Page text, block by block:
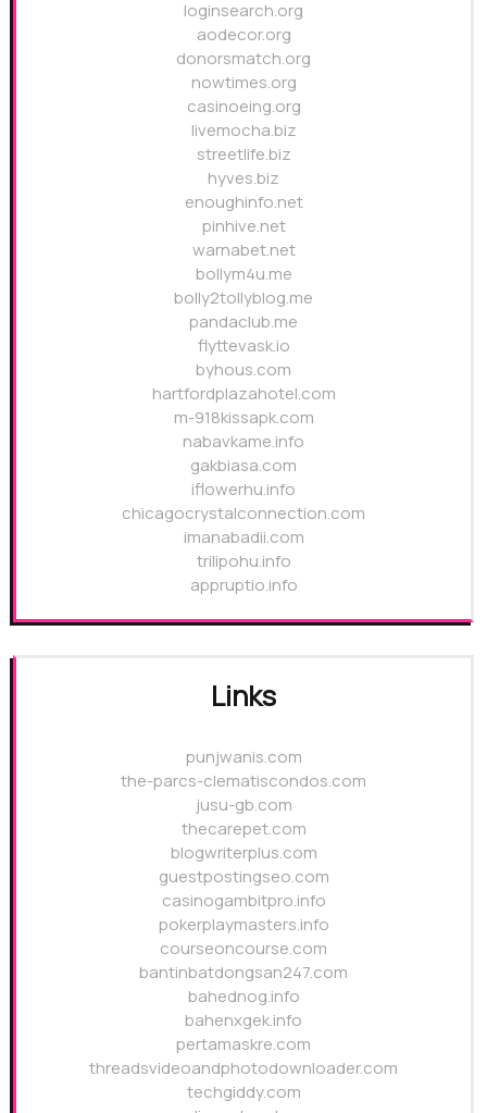
loginsearch.org
aodecor.org
donorsmatch.org
nowtimes.org
casinoeing.org
livemocha.biz
streetlife.biz
hyves.biz
enoughinfo.net
pinhive.net
warnabet.net
bollym4u.me
bolly2tollyblog.me
pandaclub.me
flyttevask.io
byhous.com
hartfordplazahotel.com
m-918kissapk.com
nabavkame.info
gakbiasa.com
iflowerhu.info
chicagocrystalconnection.com
imanabadii.com
trilipohu.info
appruptio.info
Links
punjwanis.com
the-parcs-clematiscondos.com
jusu-gb.com
thecarepet.com
blogwriterplus.com
guestpostingseo.com
casinogambitpro.info
pokerplaymasters.info
courseoncourse.com
bantinbatdongsan247.com
bahednog.info
bahenxgek.info
pertamaskre.com
threadsvideoandphotodownloader.com
techgiddy.com